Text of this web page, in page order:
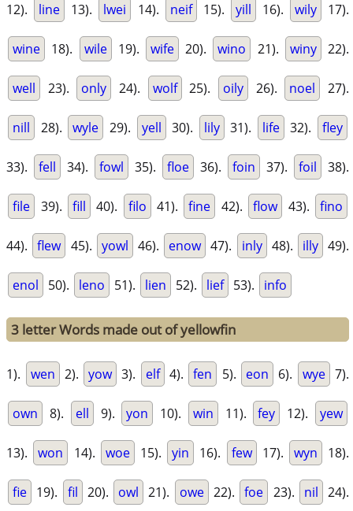
12). line 13). lwei 14). neif 15). yill 16). wily 17).
wine 18). wile 19). wife 20). wino 21). winy 22).
well 23). only 24). wolf 25). oily 26). noel 27).
nill 28). wyle 29). yell 30). lily 31). life 32). fley
33). fell 34). fowl 35). floe 36). foin 37). foil 38).
file 39). fill 40). filo 41). fine 42). flow 43). fino
44). flew 45). yowl 46). enow 47). inly 48). illy 49).
enol 50). leno 51). lien 52). lief 53). info
3 letter Words made out of yellowfin
1). wen 2). yow 3). elf 4). fen 5). eon 6). wye 7).
own 8). ell 9). yon 10). win 11). fey 12). yew
13). won 14). woe 15). yin 16). few 17). wyn 18).
fie 19). fil 20). owl 21). owe 22). foe 23). nil 24).